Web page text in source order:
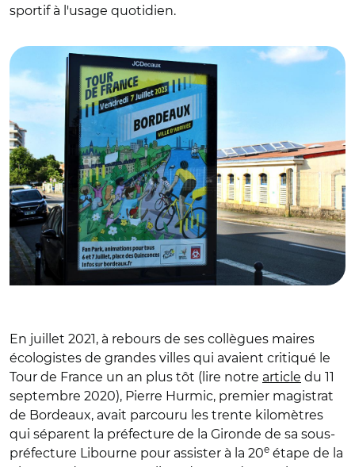
sportif à l'usage quotidien.
En juillet 2021, à rebours de ses collègues maires
écologistes de grandes villes qui avaient critiqué le
Tour de France un an plus tôt (lire notre article du 11
septembre 2020), Pierre Hurmic, premier magistrat
de Bordeaux, avait parcouru les trente kilomètres
qui séparent la préfecture de la Gironde de sa sous-
préfecture Libourne pour assister à la 20e étape de la